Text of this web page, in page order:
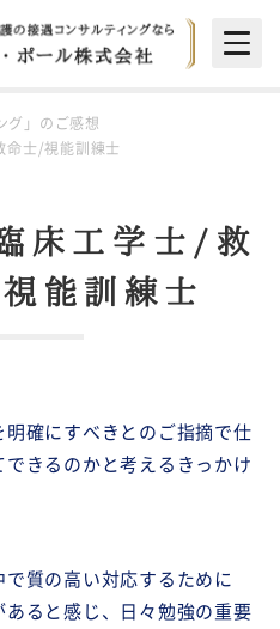
グ」のご感想
命士/視能訓練士
床工学士/救
能訓練士
明確にすべきとのご指摘で仕
きるのかと考えるきっかけ
で質の高い対応するために
ると感じ、日々勉強の重要